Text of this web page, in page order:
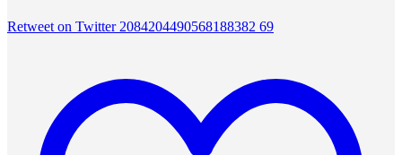
Retweet on Twitter 2084204490568188382 69